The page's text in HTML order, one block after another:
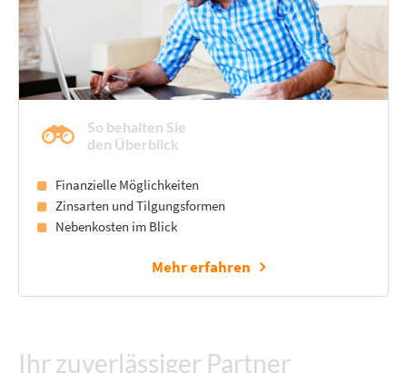
So behalten Sie
den Überblick
Finanzielle Möglichkeiten
Zinsarten und Tilgungsformen
Nebenkosten im Blick
Mehr erfahren
Ihr zuverlässiger Partner